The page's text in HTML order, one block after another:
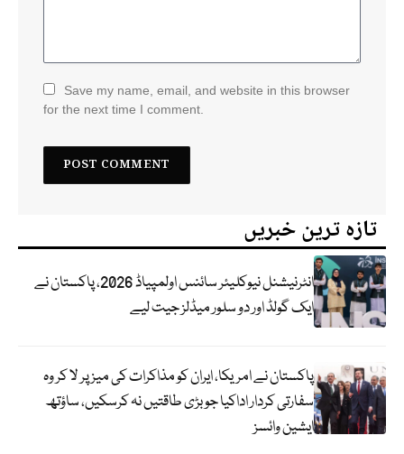
Save my name, email, and website in this browser
for the next time I comment.
تازہ ترین خبریں
انٹرنیشنل نیوکلیئر سائنس اولمپیاڈ 2026، پاکستان نے
ایک گولڈ اور دو سلور میڈلز جیت لیے
پاکستان نے امریکا، ایران کو مذاکرات کی میز پر لا کر وہ
سفارتی کردار اداکیا جو بڑی طاقتیں نہ کرسکیں، ساؤتھ
ایشین وائسز